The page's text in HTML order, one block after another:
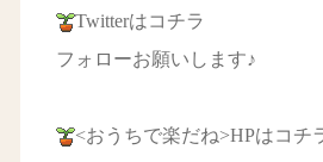
Twitterはコチラ
フォローお願いします♪
<おうちで楽だね>HPはコチ